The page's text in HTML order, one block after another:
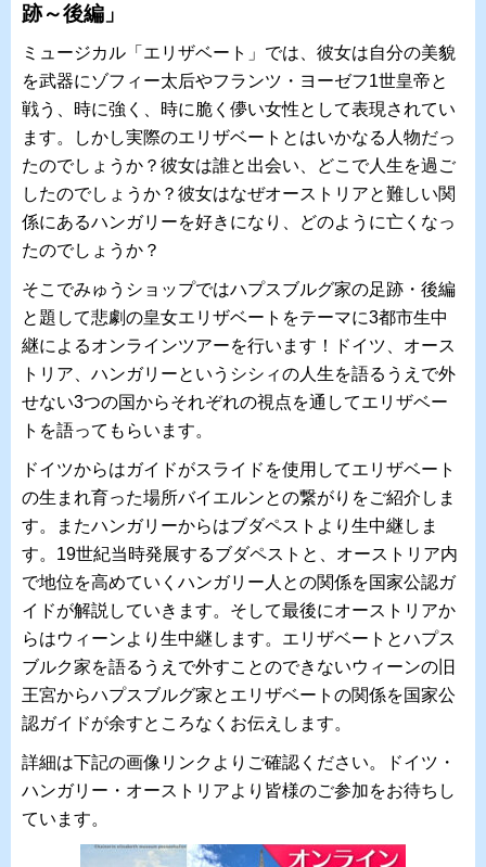
跡～後編」
ミュージカル「エリザベート」では、彼女は自分の美貌
を武器にゾフィー太后やフランツ・ヨーゼフ1世皇帝と
戦う、時に強く、時に脆く儚い女性として表現されてい
ます。しかし実際のエリザベートとはいかなる人物だっ
たのでしょうか？彼女は誰と出会い、どこで人生を過ご
したのでしょうか？彼女はなぜオーストリアと難しい関
係にあるハンガリーを好きになり、どのように亡くなっ
たのでしょうか？
そこでみゅうショップではハプスブルグ家の足跡・後編
と題して悲劇の皇女エリザベートをテーマに3都市生中
継によるオンラインツアーを行います！ドイツ、オース
トリア、ハンガリーというシシィの人生を語るうえで外
せない3つの国からそれぞれの視点を通してエリザベー
トを語ってもらいます。
ドイツからはガイドがスライドを使用してエリザベート
の生まれ育った場所バイエルンとの繋がりをご紹介しま
す。またハンガリーからはブダペストより生中継しま
す。19世紀当時発展するブダペストと、オーストリア内
で地位を高めていくハンガリー人との関係を国家公認ガ
イドが解説していきます。そして最後にオーストリアか
らはウィーンより生中継します。エリザベートとハプス
ブルク家を語るうえで外すことのできないウィーンの旧
王宮からハプスブルグ家とエリザベートの関係を国家公
認ガイドが余すところなくお伝えします。
詳細は下記の画像リンクよりご確認ください。ドイツ・
ハンガリー・オーストリアより皆様のご参加をお待ちし
ています。